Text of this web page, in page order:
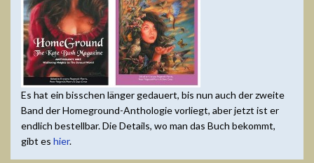
Es hat ein bisschen länger gedauert, bis nun auch der zweite
Band der Homeground-Anthologie vorliegt, aber jetzt ist er
endlich bestellbar. Die Details, wo man das Buch bekommt,
gibt es hier.